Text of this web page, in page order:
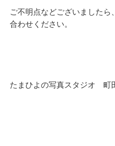
ご不明点などございましたら
合わせください。
たまひよの写真スタジオ 町